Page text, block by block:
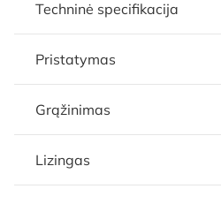
Techninė specifikacija
Pristatymas
Grąžinimas
Lizingas